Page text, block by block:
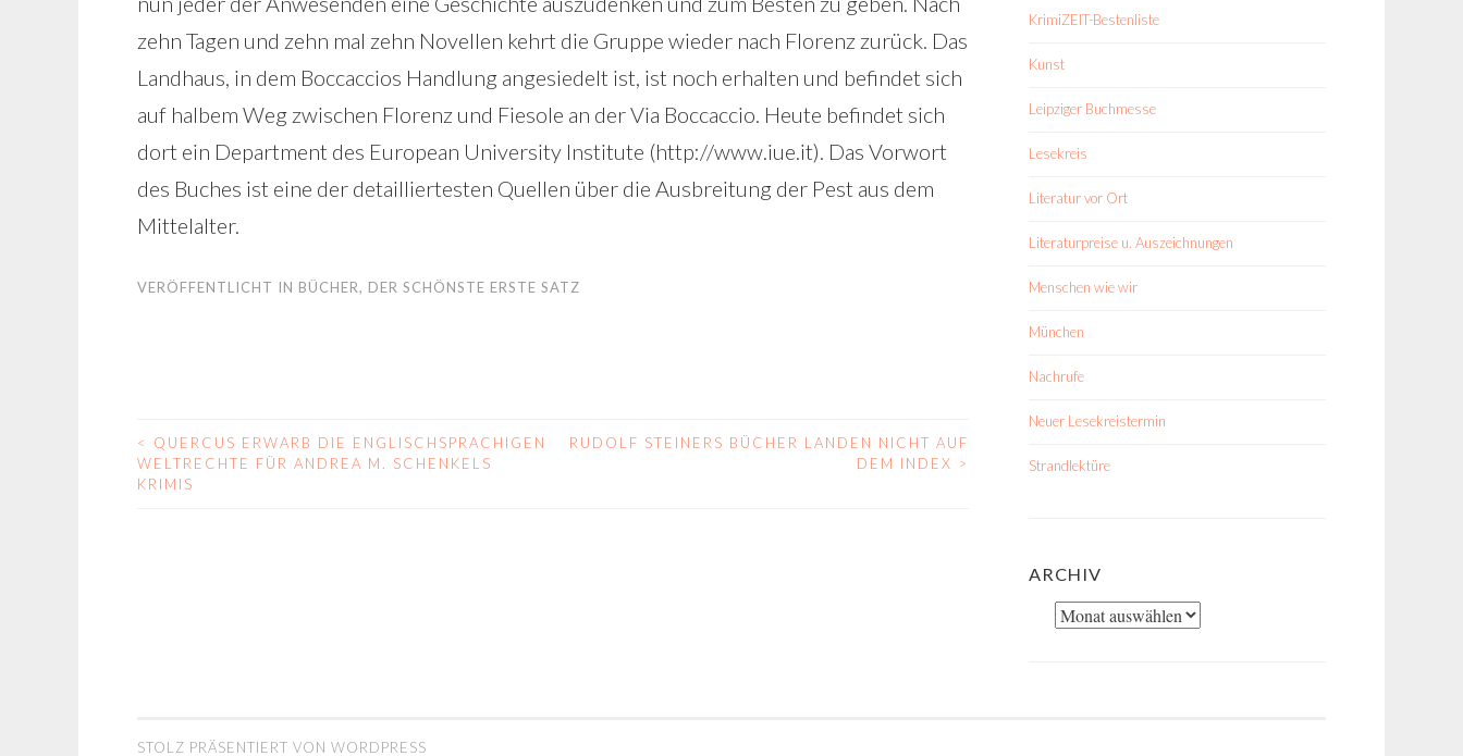
zehn Tagen und zehn mal zehn Novellen kehrt die Gruppe wieder nach Florenz zurück. Das
Landhaus, in dem Boccaccios Handlung angesiedelt ist, ist noch erhalten und befindet sich
auf halbem Weg zwischen Florenz und Fiesole an der Via Boccaccio. Heute befindet sich
dort ein Department des European University Institute (http://www.iue.it). Das Vorwort
des Buches ist eine der detailliertesten Quellen über die Ausbreitung der Pest aus dem
Mittelalter.
VERÖFFENTLICHT IN BÜCHER, DER SCHÖNSTE ERSTE SATZ
BEITRAGS-
<
QUERCUS ERWARB DIE ENGLISCHSPRACHIGEN
WELTRECHTE FÜR ANDREA M. SCHENKELS
KRIMIS
RUDOLF STEINERS BÜCHER LANDEN NICHT AUF
DEM INDEX >
KrimiZEIT-Bestenliste
Kunst
Leipziger Buchmesse
Lesekreis
Literatur vor Ort
Literaturpreise u. Auszeichnungen
Menschen wie wir
München
Nachrufe
Neuer Lesekreistermin
Strandlektüre
ARCHIV
Archiv
STOLZ PRÄSENTIERT VON WORDPRESS